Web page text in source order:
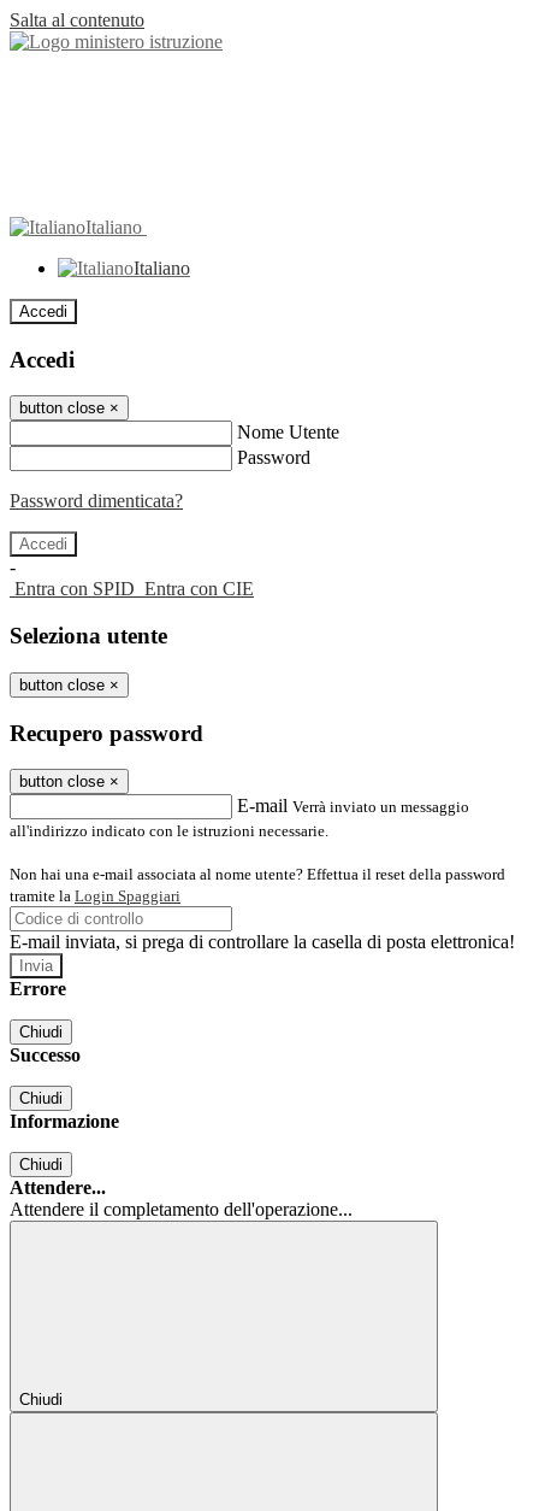
Salta al contenuto
Italiano
Italiano
Accedi
Accedi
button close ×
Nome Utente
Password
Password dimenticata?
-
Entra con SPID Entra con CIE
Seleziona utente
button close ×
Recupero password
button close ×
E-mail Verrà inviato un messaggio
all'indirizzo indicato con le istruzioni necessarie.
Non hai una e-mail associata al nome utente? Effettua il reset della password
tramite la Login Spaggiari
E-mail inviata, si prega di controllare la casella di posta elettronica!
Errore
Chiudi
Successo
Chiudi
Informazione
Chiudi
Attendere...
Attendere il completamento dell'operazione...
Chiudi